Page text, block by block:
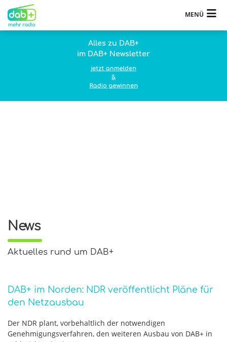
MENÜ
Alles zu DAB+
im DAB+ Newsletter
jetzt anmelden
&
Radio gewinnen
News
Aktuelles rund um DAB+
DAB+ im Norden: NDR veröffentlicht Pläne für
den Netzausbau
Der NDR plant, vorbehaltlich der notwendigen
Genehmigungsverfahren, den weiteren Ausbau von DAB+ in